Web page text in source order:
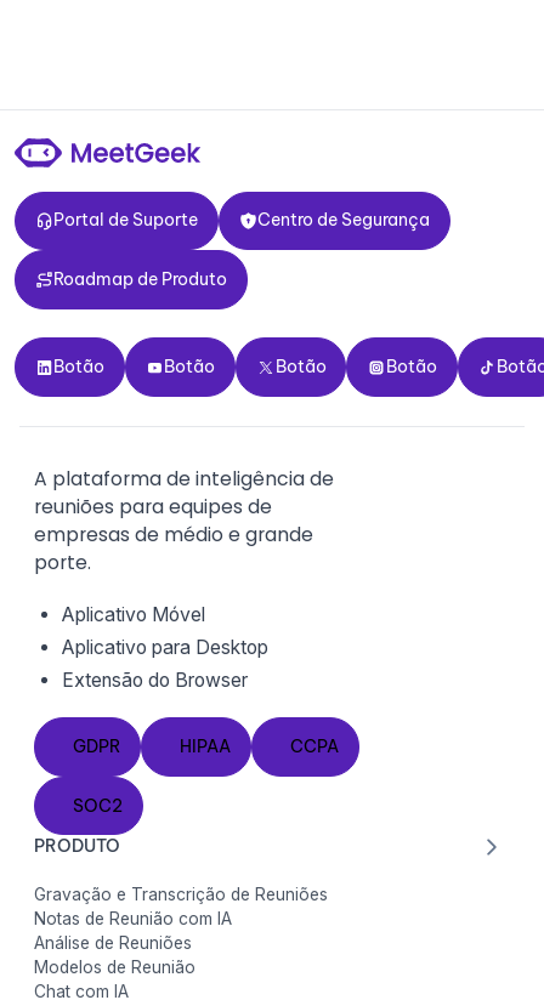
Portal de Suporte
Portal de Suporte
Centro de Segurança
Centro de Segurança
Roadmap de Produto
Roadmap de Produto
Botão
Botão
Botão
Botão
Botão
Botão
Botão
Botão Botão
A plataforma de inteligência de
reuniões para equipes de
empresas de médio e grande
porte.
Aplicativo Móvel
Aplicativo para Desktop
Extensão do Browser
GDPR
GDPR
HIPAA
HIPAA
CCPA
CCPA
SOC2
SOC2
PRODUTO
Gravação e Transcrição de Reuniões
Notas de Reunião com IA
Análise de Reuniões
Modelos de Reunião
Chat com IA